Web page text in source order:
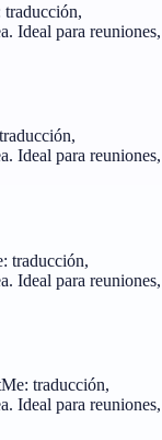
traducción,
Ideal para reuniones,
Ideal para reuniones,
traducción,
Ideal para reuniones,
traducción,
Ideal para reuniones,